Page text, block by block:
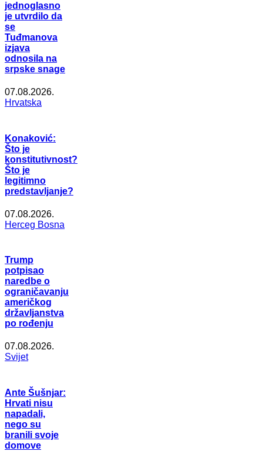
jednoglasno
je utvrdilo da
se
Tuđmanova
izjava
odnosila na
srpske snage
07.08.2026.
Hrvatska
Konaković:
Što je
konstitutivnost?
Što je
legitimno
predstavljanje?
07.08.2026.
Herceg Bosna
Trump
potpisao
naredbe o
ograničavanju
američkog
državljanstva
po rođenju
07.08.2026.
Svijet
Ante Šušnjar:
Hrvati nisu
napadali,
nego su
branili svoje
domove